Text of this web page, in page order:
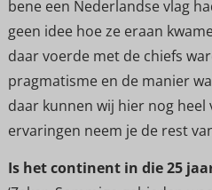
bene een Nederlandse vlag
geen idee hoe ze eraan
daar voerde met de chiefs
pragmatisme en de manier
daar kunnen wij hier nog
ervaringen neem je de rest
Is het continent in die 25